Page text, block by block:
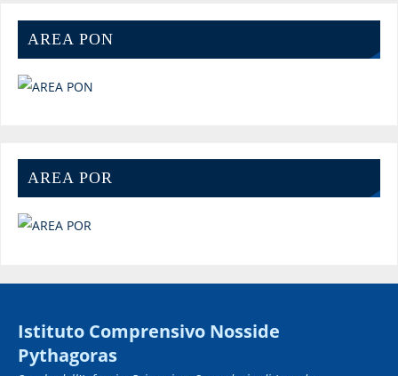
AREA PON
AREA POR
Istituto Comprensivo Nosside
Pythagoras